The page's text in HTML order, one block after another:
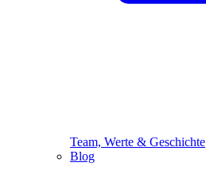
Team, Werte & Geschichte
Blog